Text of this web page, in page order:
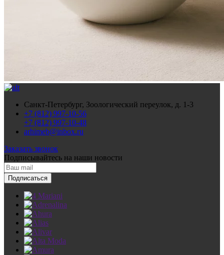
Санкт-Петербург, Зоологический переулок, д. 1-3
+7 (812) 997-10-56
+7 (812) 997-10-48
arhimeb@inbox.ru
Заказать звонок
Подписывайтесь на наши новости